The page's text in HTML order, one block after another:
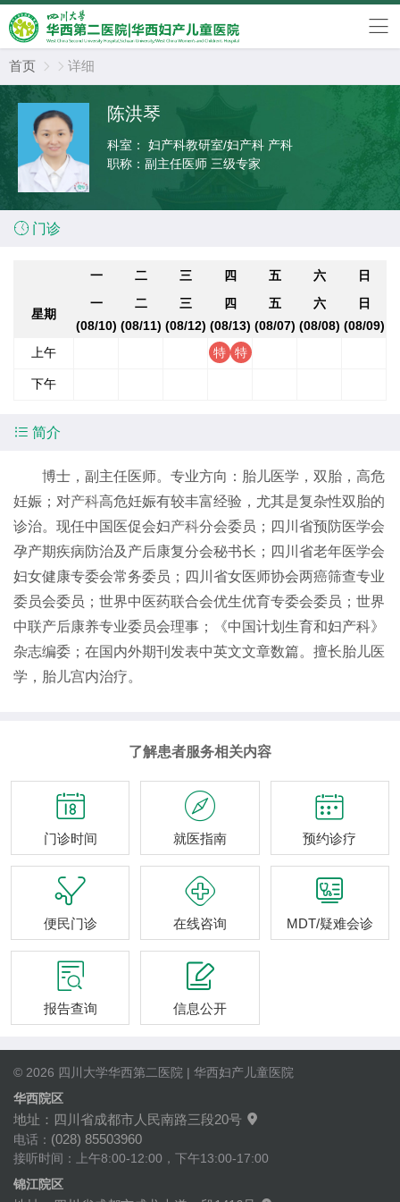
首页   详细
陈洪琴
科室：
妇产科教研室/妇产科 产科
职称： 副主任医师 三级专家
 门诊
一 二 三 四 五 六 日
星期
一
(08/10)
二
(08/11)
三
(08/12)
四
(08/13)
五
(08/07)
六
(08/08)
日
(08/09)
上午
下午
 简介
博士，副主任医师。专业方向：胎儿医学，双胎，高危
妊娠；对产科高危妊娠有较丰富经验，尤其是复杂性双胎的
诊治。现任中国医促会妇产科分会委员；四川省预防医学会
孕产期疾病防治及产后康复分会秘书长；四川省老年医学会
妇女健康专委会常务委员；四川省女医师协会两癌筛查专业
委员会委员；世界中医药联合会优生优育专委会委员；世界
中联产后康养专业委员会理事；《中国计划生育和妇产科》
杂志编委；在国内外期刊发表中英文文章数篇。擅长胎儿医
学，胎儿宫内治疗。
了解患者服务相关内容

门诊时间

就医指南

预约诊疗

便民门诊

在线咨询

MDT/疑难会诊

报告查询

信息公开
© 2026 四川大学华西第二医院 | 华西妇产儿童医院
华西院区
地址：四川省成都市人民南路三段20号 
电话： (028) 85503960
接听时间：上午8:00-12:00，下午13:00-17:00
锦江院区